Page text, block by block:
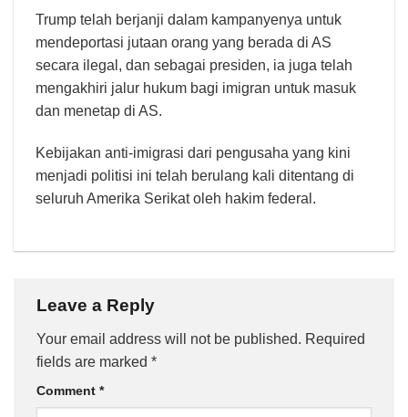
Trump telah berjanji dalam kampanyenya untuk
mendeportasi jutaan orang yang berada di AS
secara ilegal, dan sebagai presiden, ia juga telah
mengakhiri jalur hukum bagi imigran untuk masuk
dan menetap di AS.
Kebijakan anti-imigrasi dari pengusaha yang kini
menjadi politisi ini telah berulang kali ditentang di
seluruh Amerika Serikat oleh hakim federal.
Leave a Reply
Your email address will not be published. Required
fields are marked *
Comment *